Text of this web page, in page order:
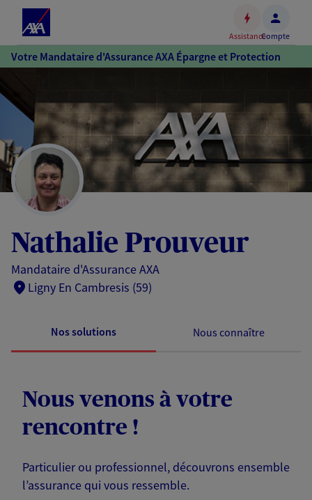
Accéder
au
Accéder
au
pied
de
page
AssistanceCompte
Votre Mandataire d'Assurance AXA Épargne et Protection
Nathalie Prouveur
Mandataire d'Assurance AXA
Ligny En Cambresis (59)
Nos solutions Nous connaître
Nous venons à votre
rencontre !
Particulier ou professionnel, découvrons ensemble
l’assurance qui vous ressemble.